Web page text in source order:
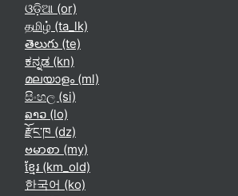
ଓଡ଼ିଆ ‎(or)‎
தமிழ் ‎(ta_lk)‎
తెలుగు ‎(te)‎
ಕನ್ನಡ ‎(kn)‎
മലയാളം ‎(ml)‎
සිංහල ‎(si)‎
ລາວ ‎(lo)‎
རྫོང་ཁ ‎(dz)‎
ဗမာစာ ‎(my)‎
ខ្មែរ ‎(km_old)‎
한국어 ‎(ko)‎